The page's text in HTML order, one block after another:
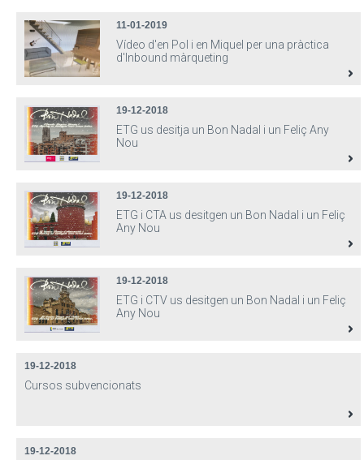
11-01-2019
Vídeo d'en Pol i en Miquel per una pràctica
d'Inbound màrqueting
19-12-2018
ETG us desitja un Bon Nadal i un Feliç Any
Nou
19-12-2018
ETG i CTA us desitgen un Bon Nadal i un Feliç
Any Nou
19-12-2018
ETG i CTV us desitgen un Bon Nadal i un Feliç
Any Nou
19-12-2018
Cursos subvencionats
19-12-2018